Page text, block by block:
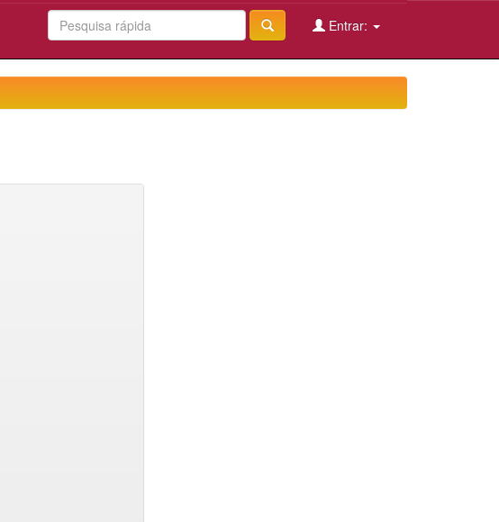
Entrar: